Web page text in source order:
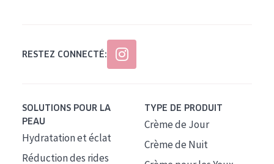
RESTEZ CONNECTÉ:
SOLUTIONS POUR LA
PEAU
Hydratation et éclat
Réduction des rides
TYPE DE PRODUIT
Crème de Jour
Crème de Nuit